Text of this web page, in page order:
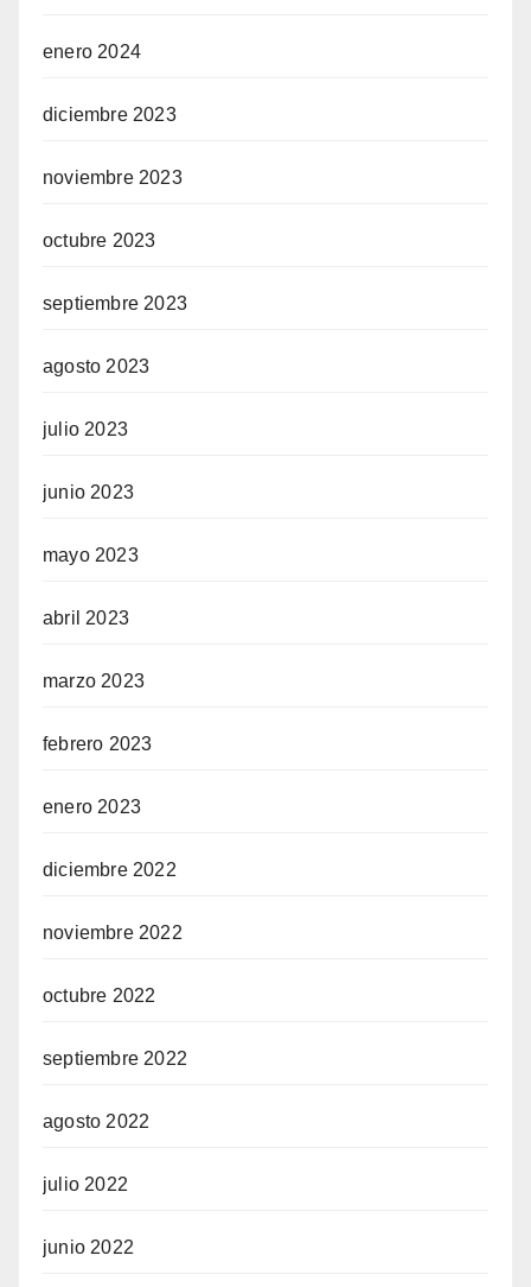
enero 2024
diciembre 2023
noviembre 2023
octubre 2023
septiembre 2023
agosto 2023
julio 2023
junio 2023
mayo 2023
abril 2023
marzo 2023
febrero 2023
enero 2023
diciembre 2022
noviembre 2022
octubre 2022
septiembre 2022
agosto 2022
julio 2022
junio 2022